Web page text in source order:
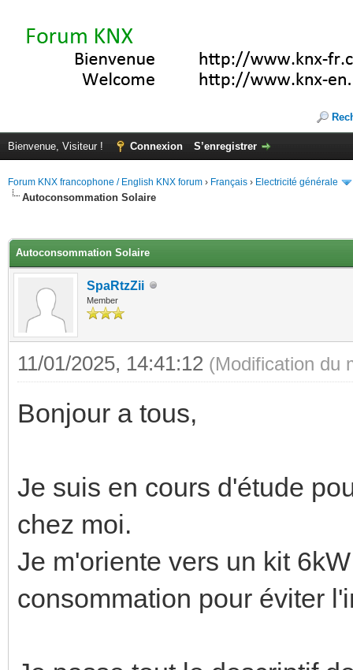
Bienvenue, Visiteur ! Connexion S’enregistrer
Forum KNX francophone / English KNX forum › Français › Electricité générale
Autoconsommation Solaire
Autoconsommation Solaire
SpaRtzZii
Member
11/01/2025, 14:41:12 (Modification du
Bonjour a tous,
Je suis en cours d'étude
chez moi.
Je m'oriente vers un kit
consommation pour éviter